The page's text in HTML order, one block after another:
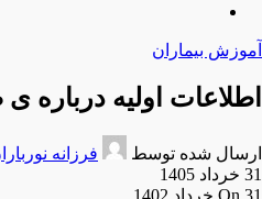
آموزش بیماران
اطلاعات اولیه درباره
ارسال شده توسط
فرزانه
31 خرداد 1405
On 31 خرداد 1402